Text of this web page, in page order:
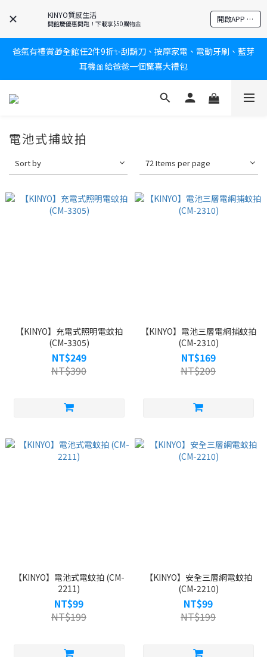
KINYO質感生活
開館慶優惠開跑！下載享$50購物金 開啟APP 享隱藏優惠
新會員送$100購物金✨再享消費回饋無極限
新會員送$100購物金✨再享消費回饋無極限
爸氣有禮賞🎁全館任2件9折✨刮鬍刀、按摩家電、電動牙刷、藍芽
耳機🎀給爸爸一個驚喜大禮包
炎熱夏日救星☀️秒凍扇登場💙半導體製冷 x 微米級冰霧，一秒開
新會員送$100購物金✨再享消費回饋無極限
電池式捕蚊拍
Sort by 72 Items per page
【KINYO】充電式照明電蚊拍
(CM-3305)
NT$249
NT$390
【KINYO】電池三層電網捕蚊拍
(CM-2310)
NT$169
NT$209
【KINYO】電池式電蚊拍 (CM-
2211)
NT$99
NT$199
【KINYO】安全三層網電蚊拍
(CM-2210)
NT$99
NT$199